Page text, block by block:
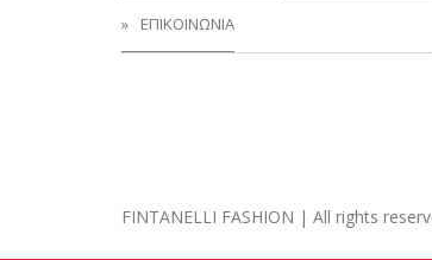
ΕΠΙΚΟΙΝΩΝΙΑ
FINTANELLI FASHION | All rights